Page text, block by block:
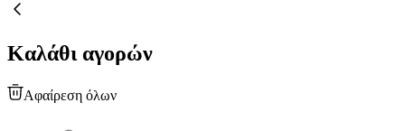
Καλάθι αγορών
Αφαίρεση όλων